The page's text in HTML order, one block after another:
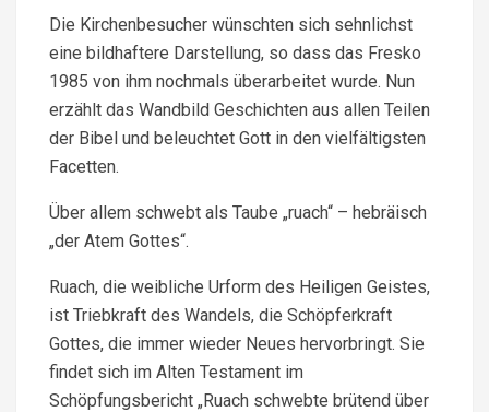
Die Kirchenbesucher wünschten sich sehnlichst
eine bildhaftere Darstel­lung, so dass das Fresko
1985 von ihm nochmals überarbeitet wurde. Nun
erzählt das Wandbild Geschichten aus allen Teilen
der Bibel und beleuchtet Gott in den vielfältigsten
Facetten.
Über allem schwebt als Taube „ruach“ – hebräisch
„der Atem Gottes“.
Ruach, die weibliche Urform des Heiligen Geistes,
ist Triebkraft des Wandels, die Schöpferkraft
Gottes, die immer wieder Neues hervorbringt. Sie
findet sich im Alten Testament im
Schöpfungsbericht „Ruach schwebte brütend über